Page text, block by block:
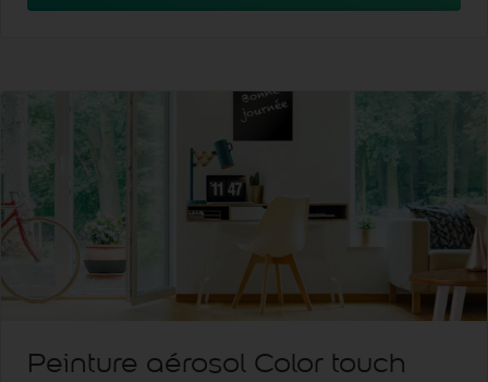
Peinture aérosol Color touch